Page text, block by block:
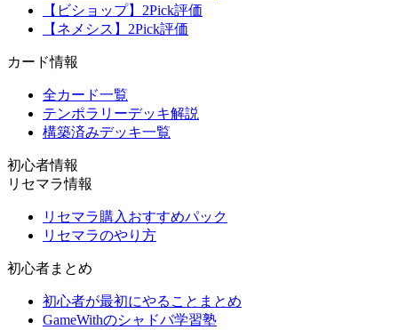
【ビショップ】2Pick評価
【ネメシス】2Pick評価
カード情報
全カード一覧
テンポラリーデッキ解説
構築済みデッキ一覧
初心者情報
リセマラ情報
リセマラ購入おすすめパック
リセマラのやり方
初心者まとめ
初心者が最初にやることまとめ
GameWithのシャドバ学習塾